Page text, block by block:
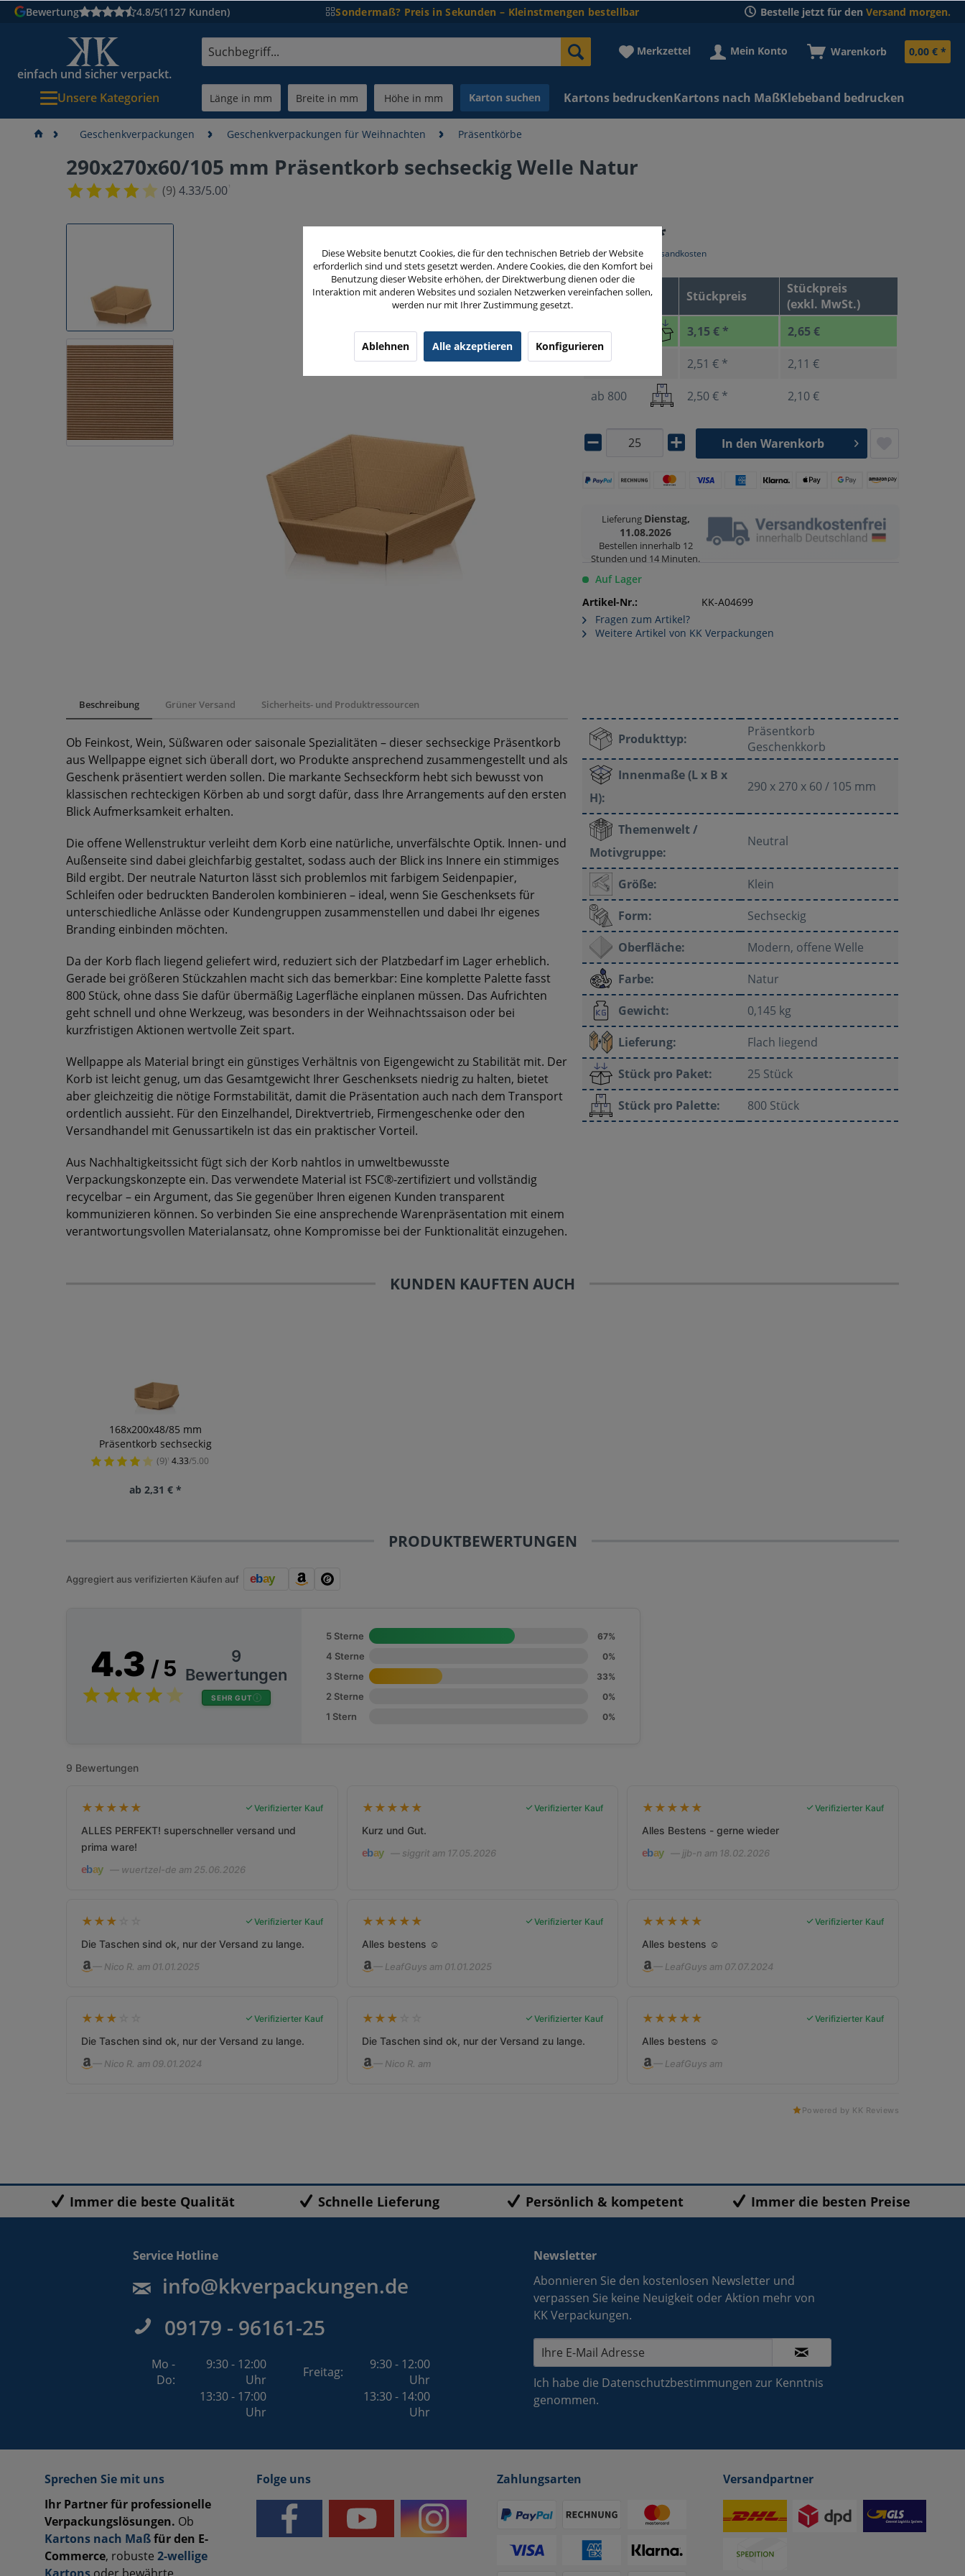
Bewertung 4.8/5(1127 Kunden) Sondermaß? Preis in Sekunden – Kleinstmengen bestellbar Bestelle jetzt für den Versand morgen.
einfach und sicher verpackt.
Merkzettel Mein Konto Warenkorb 0,00 € *
Unsere Kategorien Karton suchen Kartons bedruckenKartons nach MaßKlebeband bedrucken
Geschenkverpackungen Geschenkverpackungen für Weihnachten Präsentkörbe
290x270x60/105 mm Präsentkorb sechseckig Welle Natur
(9) 4.33/5.00¹
78,75 € *
Menge Stückpreis
Stückpreis
(exkl. MwSt.)
ab25 3,15 € * 2,65 €
ab500 2,51 € * 2,11 €
ab 800 2,50 € * 2,10 €
inkl. MwSt.zzgl. Versandkosten
Lieferung Dienstag,
11.08.2026
Bestellen innerhalb 12
Stunden und 14 Minuten.
In den Warenkorb
Auf Lager
Artikel-Nr.:
KK-A04699
Fragen zum Artikel?
Weitere Artikel von KK Verpackungen
Beschreibung Grüner Versand Sicherheits- und Produktressourcen
Ob Feinkost, Wein, Süßwaren oder saisonale Spezialitäten – dieser sechseckige Präsentkorb
aus Wellpappe eignet sich überall dort, wo Produkte ansprechend zusammengestellt und als
Geschenk präsentiert werden sollen. Die markante Sechseckform hebt sich bewusst von
klassischen rechteckigen Körben ab und sorgt dafür, dass Ihre Arrangements auf den ersten
Blick Aufmerksamkeit erhalten.
Die offene Wellenstruktur verleiht dem Korb eine natürliche, unverfälschte Optik. Innen- und
Außenseite sind dabei gleichfarbig gestaltet, sodass auch der Blick ins Innere ein stimmiges
Bild ergibt. Der neutrale Naturton lässt sich problemlos mit farbigem Seidenpapier,
Schleifen oder bedruckten Banderolen kombinieren – ideal, wenn Sie Geschenksets für
unterschiedliche Anlässe oder Kundengruppen zusammenstellen und dabei Ihr eigenes
Branding einbinden möchten.
Da der Korb flach liegend geliefert wird, reduziert sich der Platzbedarf im Lager erheblich.
Gerade bei größeren Stückzahlen macht sich das bemerkbar: Eine komplette Palette fasst
800 Stück, ohne dass Sie dafür übermäßig Lagerfläche einplanen müssen. Das Aufrichten
geht schnell und ohne Werkzeug, was besonders in der Weihnachtssaison oder bei
kurzfristigen Aktionen wertvolle Zeit spart.
Wellpappe als Material bringt ein günstiges Verhältnis von Eigengewicht zu Stabilität mit. Der
Korb ist leicht genug, um das Gesamtgewicht Ihrer Geschenksets niedrig zu halten, bietet
aber gleichzeitig die nötige Formstabilität, damit die Präsentation auch nach dem Transport
ordentlich aussieht. Für den Einzelhandel, Direktvertrieb, Firmengeschenke oder den
Versandhandel mit Genussartikeln ist das ein praktischer Vorteil.
Aus Nachhaltigkeitssicht fügt sich der Korb nahtlos in umweltbewusste
Verpackungskonzepte ein. Das verwendete Material ist FSC®-zertifiziert und vollständig
recycelbar – ein Argument, das Sie gegenüber Ihren eigenen Kunden transparent
kommunizieren können. So verbinden Sie eine ansprechende Warenpräsentation mit einem
verantwortungsvollen Materialansatz, ohne Kompromisse bei der Funktionalität einzugehen.
Produkttyp:
Präsentkorb
Geschenkkorb
Innenmaße (L x B x
H):
290 x 270 x 60 / 105 mm
Themenwelt /
Motivgruppe:
Neutral
Größe:
Klein
Form:
Sechseckig
Oberfläche:
Modern, offene Welle
Farbe:
Natur
Gewicht:
0,145 kg
Lieferung:
Flach liegend
Stück pro Paket:
25 Stück
Stück pro Palette:
800 Stück
KUNDEN KAUFTEN AUCH
168x200x48/85 mm
Präsentkorb sechseckig
Welle...
(9)¹ 4.33/5.00
ab 2,31 € *
PRODUKTBEWERTUNGEN
Aggregiert aus verifizierten Käufen auf
4.3 / 5
9
Bewertungen
SEHR GUT
5 Sterne 67%
4 Sterne 0%
3 Sterne 33%
2 Sterne 0%
1 Stern 0%
9 Bewertungen
★ ★ ★ ★ ★ Verifizierter Kauf
ALLES PERFEKT! superschneller versand und
prima ware!
— wuertzel-de am 25.06.2026
★ ★ ★ ★ ★ Verifizierter Kauf
Kurz und Gut.
— siggrit am 17.05.2026
★ ★ ★ ★ ★ Verifizierter Kauf
Alles Bestens - gerne wieder
— jjb-n am 18.02.2026
★ ★ ★ Verifizierter Kauf
Die Taschen sind ok, nur der Versand zu lange.
— Nico R. am 01.01.2025
★ ★ ★ ★ ★ Verifizierter Kauf
Alles bestens ☺️
— LeafGuys am 01.01.2025
★ ★ ★ ★ ★ Verifizierter Kauf
Alles bestens ☺️
— LeafGuys am 07.07.2024
★ ★ ★ Verifizierter Kauf
Die Taschen sind ok, nur der Versand zu lange.
— Nico R. am 09.01.2024
★ ★ ★ Verifizierter Kauf
Die Taschen sind ok, nur der Versand zu lange.
— Nico R. am
★ ★ ★ ★ ★ Verifizierter Kauf
Alles bestens ☺️
— LeafGuys am
Powered by KK Reviews
Immer die beste Qualität Schnelle Lieferung Persönlich & kompetent Immer die besten Preise
Service Hotline
info@kkverpackungen.de
09179 - 96161-25
Mo -
Do:
9:30 - 12:00
Uhr
Freitag:
9:30 - 12:00
Uhr
13:30 - 17:00
Uhr
13:30 - 14:00
Uhr
Newsletter
Abonnieren Sie den kostenlosen Newsletter und
verpassen Sie keine Neuigkeit oder Aktion mehr von
KK Verpackungen.
Ich habe die Datenschutzbestimmungen zur Kenntnis
genommen.
Sprechen Sie mit uns
Ihr Partner für professionelle
Verpackungslösungen. Ob
Kartons nach Maßfür den E-
Commerce, robuste 2-wellige
Folge uns Zahlungsarten Versandpartner
Diese Website benutzt Cookies, die für den technischen Betrieb der Website
erforderlich sind und stets gesetzt werden. Andere Cookies, die den Komfort bei
Benutzung dieser Website erhöhen, der Direktwerbung dienen oder die
Interaktion mit anderen Websites und sozialen Netzwerken vereinfachen sollen,
werden nur mit Ihrer Zustimmung gesetzt.
Ablehnen Alle akzeptieren Konfigurieren